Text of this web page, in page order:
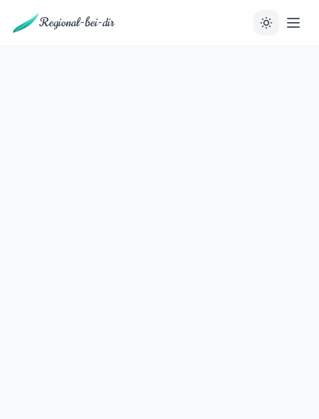
Regional-bei-dir